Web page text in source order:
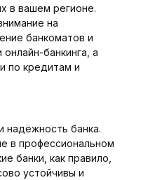
в вашем регионе.
на
банкоматов и
банкинга, а
по кредитам и
надёжность банка.
в профессиональном
банки, как правило,
устойчивы и